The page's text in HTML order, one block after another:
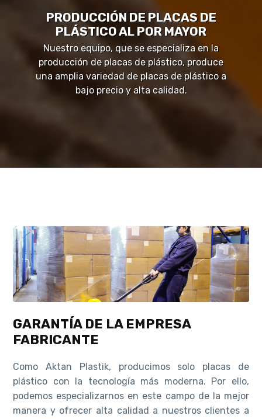
PRODUCCIÓN DE PLACAS DE
PLÁSTICO AL POR MAYOR
Nuestro equipo, que se especializa en la
producción de placas de plástico, produce
una amplia variedad de placas de plástico a
bajo precio y alta calidad.
GARANTÍA DE LA EMPRESA
FABRICANTE
Como Aktan Plastik, producimos solo placas de
plástico con la tecnología más moderna. Por ello,
podemos especializarnos en este campo de la mejor
manera y ofrecer alta calidad a nuestros clientes a